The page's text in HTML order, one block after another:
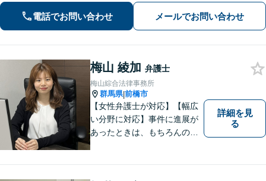
もご相談ください。
電話でお問い合わせ メールでお問い合わせ
梅山 綾加 弁護士
梅山綜合法律事務所
群馬県|前橋市
【女性弁護士が対応】【幅広
い分野に対応】事件に進展が
あったときは、もちろんのこ
詳細を見
る